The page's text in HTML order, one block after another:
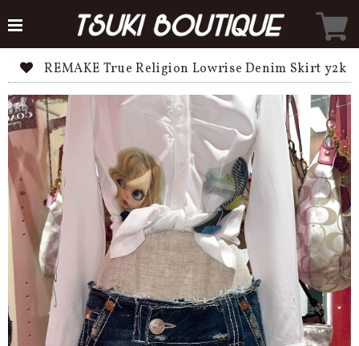
REMAKE True Religion Lowrise Denim Skirt y2k